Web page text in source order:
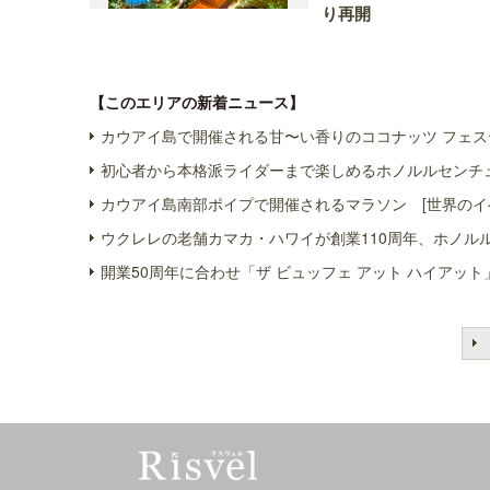
り再開
【このエリアの新着ニュース】
カウアイ島で開催される甘〜い香りのココナッツ フ
初心者から本格派ライダーまで楽しめるホノルルセン
カウアイ島南部ポイプで開催されるマラソン [世界の
ウクレレの老舗カマカ・ハワイが創業110周年、ホノ
開業50周年に合わせ「ザ ビュッフェ アット ハイアッ